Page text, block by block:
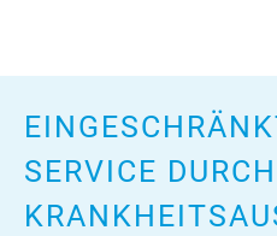
SERVICE DURCH